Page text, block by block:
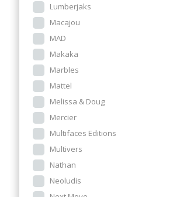
Lumberjaks
Macajou
MAD
Makaka
Marbles
Mattel
Melissa & Doug
Mercier
Multifaces Editions
Multivers
Nathan
Neoludis